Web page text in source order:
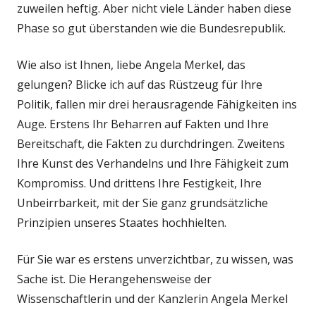
zuweilen heftig. Aber nicht viele Länder haben diese
Phase so gut überstanden wie die Bundesrepublik.
Wie also ist Ihnen, liebe Angela Merkel, das
gelungen? Blicke ich auf das Rüstzeug für Ihre
Politik, fallen mir drei herausragende Fähigkeiten ins
Auge. Erstens Ihr Beharren auf Fakten und Ihre
Bereitschaft, die Fakten zu durchdringen. Zweitens
Ihre Kunst des Verhandelns und Ihre Fähigkeit zum
Kompromiss. Und drittens Ihre Festigkeit, Ihre
Unbeirrbarkeit, mit der Sie ganz grundsätzliche
Prinzipien unseres Staates hochhielten.
Für Sie war es erstens unverzichtbar, zu wissen, was
Sache ist. Die Herangehensweise der
Wissenschaftlerin und der Kanzlerin Angela Merkel